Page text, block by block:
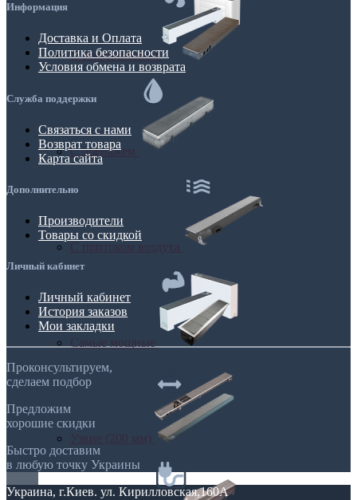
С вентилятором
С дренажем
Информация
Доставка и Оплата
Политика безопасности
Условия обмена и возврата
Служба поддержки
Связаться с нами
Возврат товара
Карта сайта
Дополнительно
Производители
Товары со скидкой
Личный кабинет
Личный кабинет
История заказов
Мои закладки
Проконсультируем,
сделаем подбор
Предложим
хорошие скидки
Быстро доставим
в любую точку Украины
Украина, г.Киев. ул. Кирилловская,160А